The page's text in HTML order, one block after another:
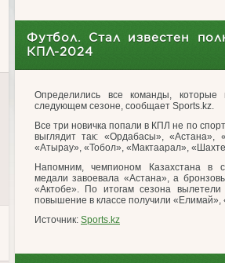
Футбол. Стал известен
КПЛ-2024
Определились все команды, которые
следующем сезоне, сообщает Sports.kz.
Все три новичка попали в КПЛ не по
выглядит так: «Ордабасы», «Астана»,
«Атырау», «Тобол», «Мактаарал»,
Напомним, чемпионом Казахстана в
медали завоевала «Астана», а
«Актобе». По итогам сезона
повышение в классе получили
Источник: Sports.kz